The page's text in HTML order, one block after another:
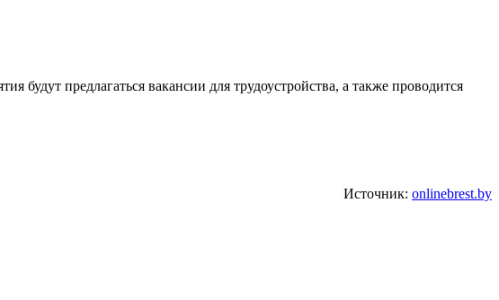
будут предлагаться вакансии для трудоустройства, а также проводится
Источник: onlinebrest.by